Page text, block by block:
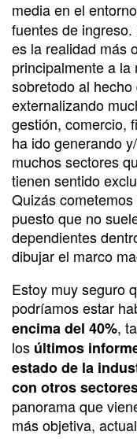
media en el
fuentes de
es la realidad más
principalmente a
sobretodo al
externalizando
gestión, comercio,
ha ido generando
muchos sectores
tienen sentido
Quizás
puesto que no
dependientes
dibujar el marco
Estoy muy seguro
podríamos estar
encima del 40%,
los últimos
estado de la
con otros
panorama que
más objetiva,